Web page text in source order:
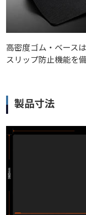
高密度ゴム・ベース
スリップ防止機能を
製品寸法